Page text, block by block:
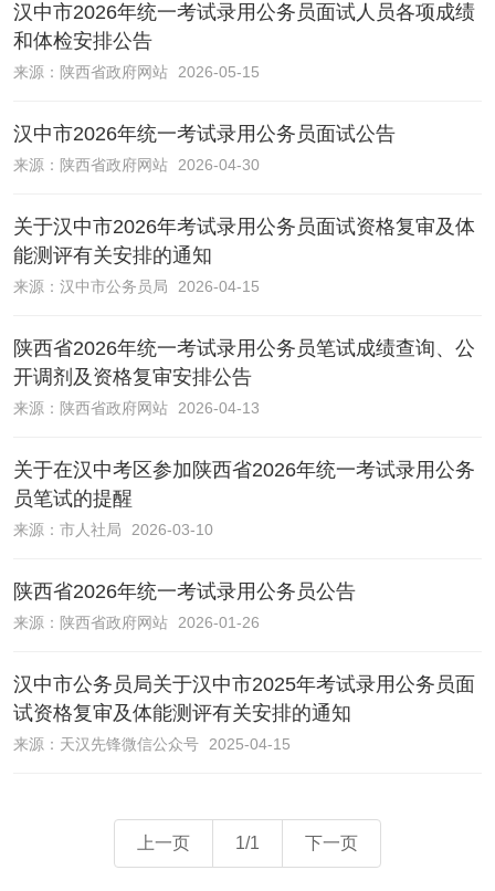
汉中市2026年统一考试录用公务员面试人员各项成绩
和体检安排公告
来源： 陕西省政府网站 2026-05-15
汉中市2026年统一考试录用公务员面试公告
来源： 陕西省政府网站 2026-04-30
关于汉中市2026年考试录用公务员面试资格复审及体
能测评有关安排的通知
来源： 汉中市公务员局 2026-04-15
陕西省2026年统一考试录用公务员笔试成绩查询、公
开调剂及资格复审安排公告
来源： 陕西省政府网站 2026-04-13
关于在汉中考区参加陕西省2026年统一考试录用公务
员笔试的提醒
来源： 市人社局 2026-03-10
陕西省2026年统一考试录用公务员公告
来源： 陕西省政府网站 2026-01-26
汉中市公务员局关于汉中市2025年考试录用公务员面
试资格复审及体能测评有关安排的通知
来源： 天汉先锋微信公众号 2025-04-15
上一页 1/1 下一页